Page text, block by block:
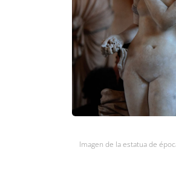
Imagen de la estatua de